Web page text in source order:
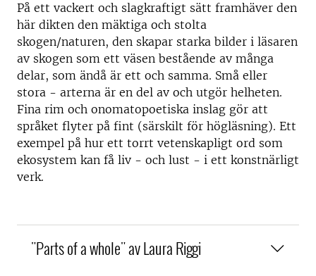
På ett vackert och slagkraftigt sätt framhäver den
här dikten den mäktiga och stolta
skogen/naturen, den skapar starka bilder i läsaren
av skogen som ett väsen bestående av många
delar, som ändå är ett och samma. Små eller
stora - arterna är en del av och utgör helheten.
Fina rim och onomatopoetiska inslag gör att
språket flyter på fint (särskilt för högläsning). Ett
exempel på hur ett torrt vetenskapligt ord som
ekosystem kan få liv - och lust - i ett konstnärligt
verk.
"Parts of a whole" av Laura Riggi